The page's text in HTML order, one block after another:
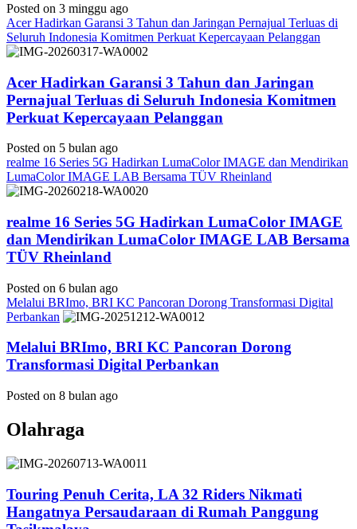
Posted on 3 minggu ago
Acer Hadirkan Garansi 3 Tahun dan Jaringan Pernajual Terluas di
Seluruh Indonesia Komitmen Perkuat Kepercayaan Pelanggan
Acer Hadirkan Garansi 3 Tahun dan Jaringan
Pernajual Terluas di Seluruh Indonesia Komitmen
Perkuat Kepercayaan Pelanggan
Posted on 5 bulan ago
realme 16 Series 5G Hadirkan LumaColor IMAGE dan Mendirikan
LumaColor IMAGE LAB Bersama TÜV Rheinland
realme 16 Series 5G Hadirkan LumaColor IMAGE
dan Mendirikan LumaColor IMAGE LAB Bersama
TÜV Rheinland
Posted on 6 bulan ago
Melalui BRImo, BRI KC Pancoran Dorong Transformasi Digital
Perbankan
Melalui BRImo, BRI KC Pancoran Dorong
Transformasi Digital Perbankan
Posted on 8 bulan ago
Olahraga
Touring Penuh Cerita, LA 32 Riders Nikmati
Hangatnya Persaudaraan di Rumah Panggung